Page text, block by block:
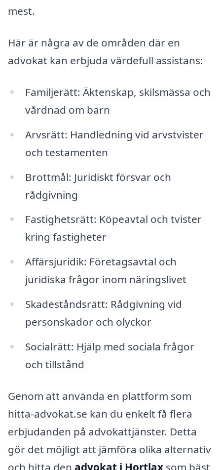
mest.
Här är några av de områden där en
advokat kan erbjuda värdefull assistans:
Familjerätt: Äktenskap, skilsmässa och
vårdnad om barn
Arvsrätt: Handledning vid arvstvister
och testamenten
Brottmål: Juridiskt försvar och
rådgivning
Fastighetsrätt: Köpeavtal och tvister
kring fastigheter
Affärsjuridik: Företagsavtal och
juridiska frågor inom näringslivet
Skadeståndsrätt: Rådgivning vid
personskador och olyckor
Socialrätt: Hjälp med sociala frågor
och tillstånd
Genom att använda en plattform som
hitta-advokat.se kan du enkelt få flera
erbjudanden på advokattjänster. Detta
gör det möjligt att jämföra olika alternativ
och hitta den advokat i Hortlax som bäst